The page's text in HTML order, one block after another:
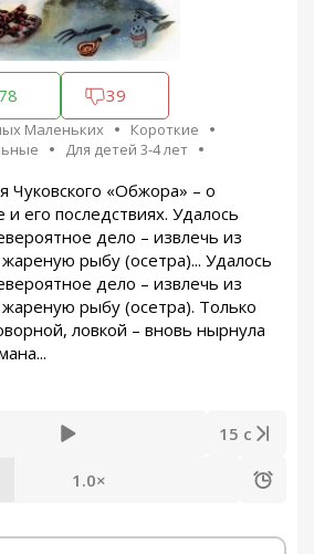
78 39
Маленьких
Короткие
Для детей 3-4 лет
Чуковского «Обжора» – о
его последствиях. Удалось
дело – извлечь из
рыбу (осетра)... Удалось
дело – извлечь из
рыбу (осетра). Только
ловкой – вновь нырнула
15 с
1.0×